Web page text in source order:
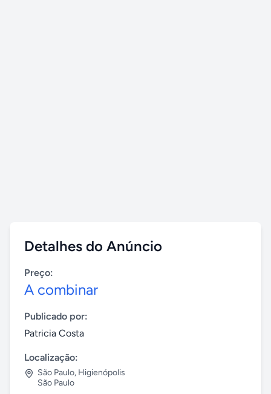
Detalhes do Anúncio
Preço:
A combinar
Publicado por:
Patricia Costa
Localização:
São Paulo, Higienópolis
São Paulo